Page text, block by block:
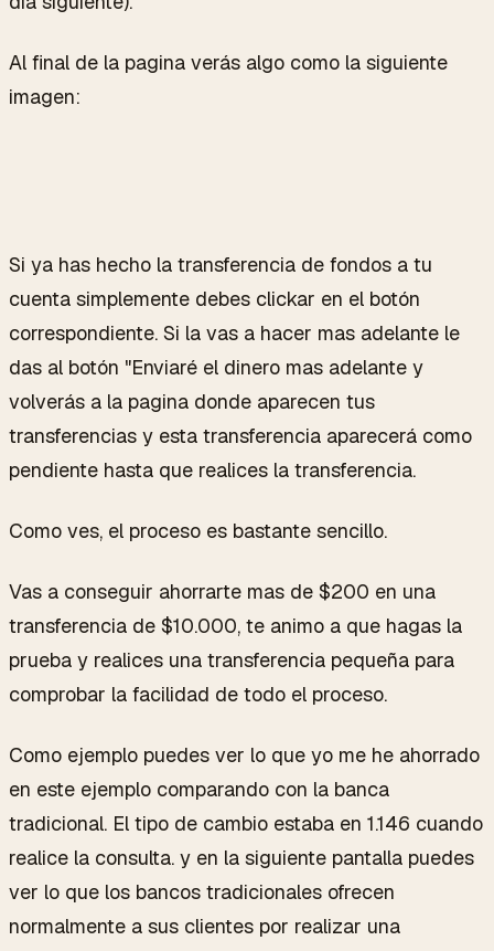
Al final de la pagina verás algo como la siguiente
imagen:
Si ya has hecho la transferencia de fondos a tu
cuenta simplemente debes clickar en el botón
correspondiente. Si la vas a hacer mas adelante le
das al botón "Enviaré el dinero mas adelante y
volverás a la pagina donde aparecen tus
transferencias y esta transferencia aparecerá como
pendiente hasta que realices la transferencia.
Como ves, el proceso es bastante sencillo.
Vas a conseguir ahorrarte mas de $200 en una
transferencia de $10.000, te animo a que hagas la
prueba y realices una transferencia pequeña para
comprobar la facilidad de todo el proceso.
Como ejemplo puedes ver lo que yo me he ahorrado
en este ejemplo comparando con la banca
tradicional. El tipo de cambio estaba en 1.146 cuando
realice la consulta. y en la siguiente pantalla puedes
ver lo que los bancos tradicionales ofrecen
normalmente a sus clientes por realizar una